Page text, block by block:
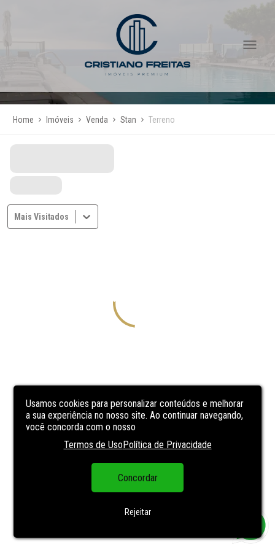
Usamos cookies para personalizar conteúdos e melhorar
a sua experiência no nosso site. Ao continuar navegando,
você concorda com o nosso
Termos de UsoPolítica de Privacidade
Concordar
Rejeitar
Home Imóveis Venda Stan Terreno
Mais Visitados